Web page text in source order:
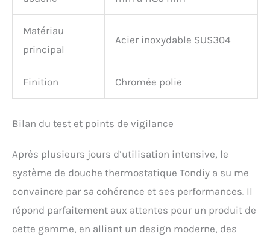
Matériau
principal
Acier inoxydable SUS304
Finition Chromée polie
Bilan du test et points de vigilance
Après plusieurs jours d’utilisation intensive, le
système de douche thermostatique Tondiy a su me
convaincre par sa cohérence et ses performances. Il
répond parfaitement aux attentes pour un produit de
cette gamme, en alliant un design moderne, des